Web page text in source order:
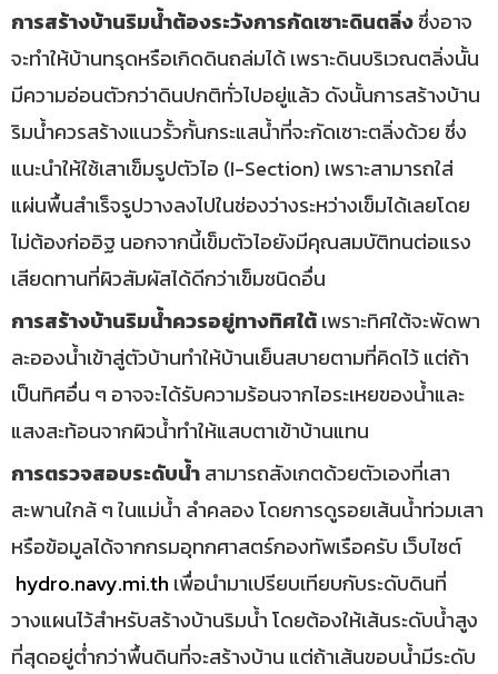
การสร้างบ้านริมน้ำต้องระวังการกัดเซาะดินตลิ่งซึ่งอาจ
จะทำให้บ้านทรุดหรือเกิดดินถล่มได้ เพราะดินบริเวณตลิ่งนั้น
มีความอ่อนตัวกว่าดินปกติทั่วไปอยู่แล้ว ดังนั้นการสร้างบ้าน
ริมน้ำควรสร้างแนวรั้วกั้นกระแสน้ำที่จะกัดเซาะตลิ่งด้วย ซึ่ง
แนะนำให้ใช้เสาเข็มรูปตัวไอ (I-Section) เพราะสามารถใส่
แผ่นพื้นสำเร็จรูปวางลงไปในช่องว่างระหว่างเข็มได้เลยโดย
ไม่ต้องก่ออิฐ นอกจากนี้เข็มตัวไอยังมีคุณสมบัติทนต่อแรง
เสียดทานที่ผิวสัมผัสได้ดีกว่าเข็มชนิดอื่น
การสร้างบ้านริมน้ำควรอยู่ทางทิศใต้เพราะทิศใต้จะพัดพา
ละอองน้ำเข้าสู่ตัวบ้านทำให้บ้านเย็นสบายตามที่คิดไว้ แต่ถ้า
เป็นทิศอื่น ๆ อาจจะได้รับความร้อนจากไอระเหยของน้ำและ
แสงสะท้อนจากผิวน้ำทำให้แสบตาเข้าบ้านแทน
การตรวจสอบระดับน้ำสามารถสังเกตด้วยตัวเองที่เสา
สะพานใกล้ ๆ ในแม่น้ำ ลำคลอง โดยการดูรอยเส้นน้ำท่วมเสา
หรือข้อมูลได้จากกรมอุทกศาสตร์กองทัพเรือครับ เว็บไซต์
hydro.navy.mi.th เพื่อนำมาเปรียบเทียบกับระดับดินที่
วางแผนไว้สำหรับสร้างบ้านริมน้ำ โดยต้องให้เส้นระดับน้ำสูง
ที่สุดอยู่ต่ำกว่าพื้นดินที่จะสร้างบ้าน แต่ถ้าเส้นขอบน้ำมีระดับ